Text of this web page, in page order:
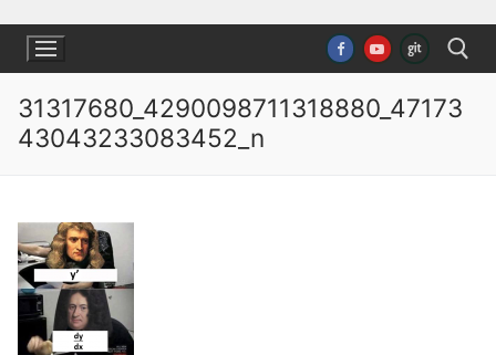
tartalomra
Keresése:
31317680_4290098711318880_47173
43043233083452_n